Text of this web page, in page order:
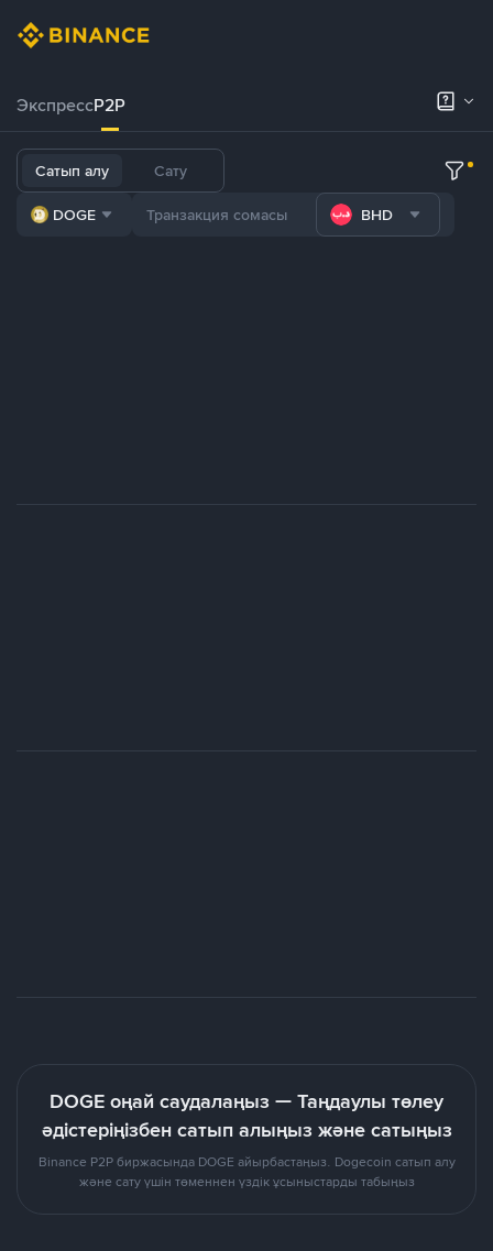
ЭкспрессP2P
Сатып алу Сату
DOGE BHD
DOGE оңай саудалаңыз — Таңдаулы төлеу
әдістеріңізбен сатып алыңыз және сатыңыз
Binance P2P биржасында DOGE айырбастаңыз. Dogecoin сатып алу
және сату үшін төменнен үздік ұсыныстарды табыңыз